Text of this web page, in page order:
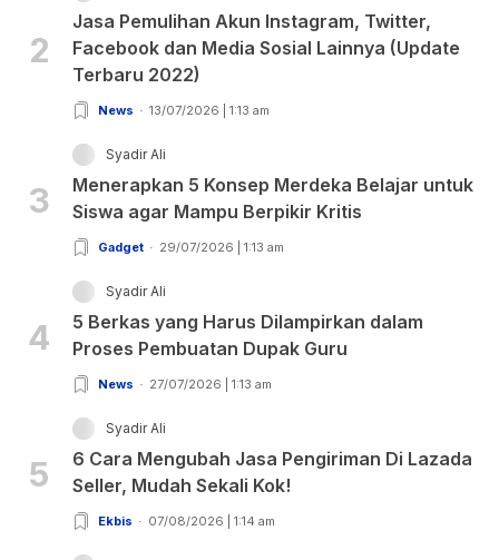
2
Jasa Pemulihan Akun Instagram, Twitter,
Facebook dan Media Sosial Lainnya (Update
Terbaru 2022)
News 13/07/2026 | 1:13 am
3
Syadir Ali
Menerapkan 5 Konsep Merdeka Belajar untuk
Siswa agar Mampu Berpikir Kritis
Gadget 29/07/2026 | 1:13 am
4
Syadir Ali
5 Berkas yang Harus Dilampirkan dalam
Proses Pembuatan Dupak Guru
News 27/07/2026 | 1:13 am
5
Syadir Ali
6 Cara Mengubah Jasa Pengiriman Di Lazada
Seller, Mudah Sekali Kok!
Ekbis 07/08/2026 | 1:14 am